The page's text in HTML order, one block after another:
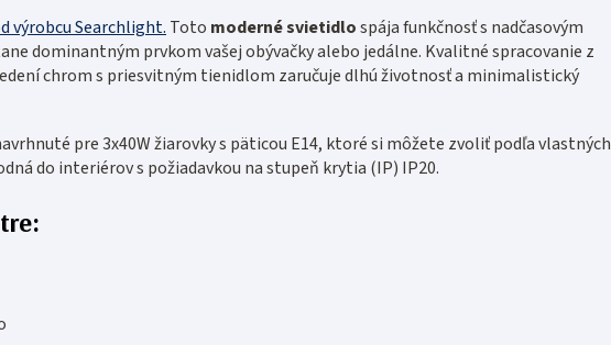
výrobcu Searchlight. Toto moderné svietidlospája funkčnosť s nadčasovým
dominantným prvkom vašej obývačky alebo jedálne. Kvalitné spracovanie z
chrom s priesvitným tienidlom zaručuje dlhú životnosť a minimalistický
pre 3x40W žiarovky s päticou E14, ktoré si môžete zvoliť podľa vlastných
do interiérov s požiadavkou na stupeň krytia (IP) IP20.